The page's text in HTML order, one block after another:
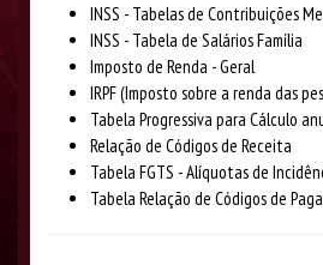
INSS - Tabelas de Contribuições
INSS - Tabela de Salários Família
Imposto de Renda - Geral
IRPF (Imposto sobre a renda das
Tabela Progressiva para Cálculo
Relação de Códigos de Receita
Tabela FGTS - Alíquotas de
Tabela Relação de Códigos de